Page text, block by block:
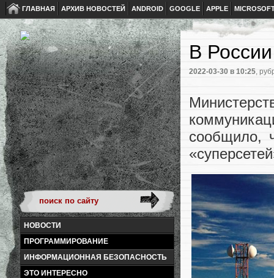
ГЛАВНАЯ АРХИВ НОВОСТЕЙ ANDROID GOOGLE APPLE
НОВОСТИ
ПРОГРАММИРОВАНИЕ
ИНФОРМАЦИОННАЯ БЕЗОПАСНОСТЬ
ЭТО ИНТЕРЕСНО
В
2022-03-30 в 10:25,
сообщило,